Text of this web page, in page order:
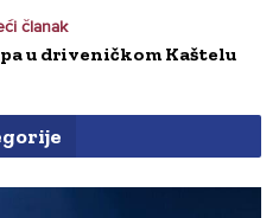
članak
u driveničkom Kaštelu